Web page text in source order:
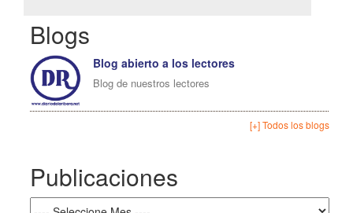
Blogs
Blog abierto a los lectores
Blog de nuestros lectores
[+] Todos los blogs
Publicaciones